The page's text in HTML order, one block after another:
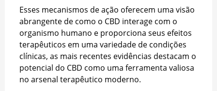
Esses mecanismos de ação oferecem uma visão
abrangente de como o CBD interage com o
organismo humano e proporciona seus efeitos
terapêuticos em uma variedade de condições
clínicas, as mais recentes evidências destacam o
potencial do CBD como uma ferramenta valiosa
no arsenal terapêutico moderno.